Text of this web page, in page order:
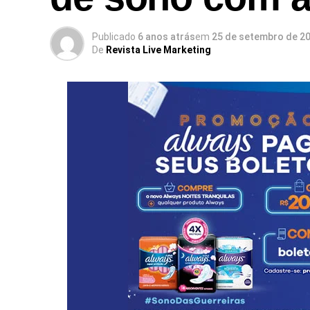
Publicado 6 anos atrásem 25 de setembro de
De Revista Live Marketing